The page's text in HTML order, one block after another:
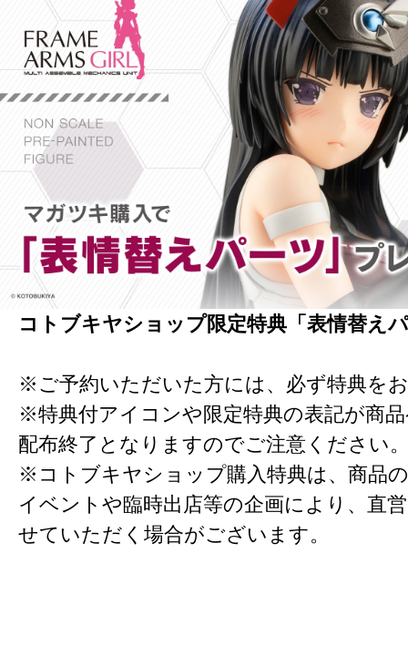
コトブキヤショップ限定特典「表情替え
※ご予約いただいた方には、必ず特典を
※特典付アイコンや限定特典の表記が商
配布終了となりますのでご注意ください
※コトブキヤショップ購入特典は、商品
イベントや臨時出店等の企画により、直
せていただく場合がございます。